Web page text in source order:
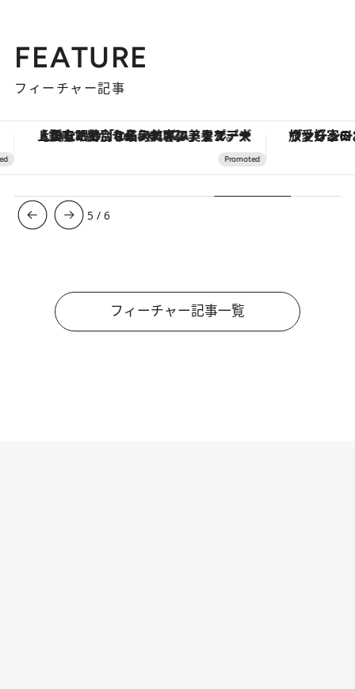
FEATURE
フィーチャー記事
ヴァシュロン・コンスタンタン「オーヴァーシーズ・オートマティック」。旅愛好家のお気に入りコレクションから、ジェンダーレスな新作が登場
6 /6
フィーチャー記事一覧